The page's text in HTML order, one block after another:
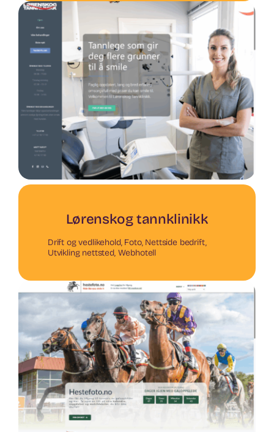
Lørenskog tannklinikk
Drift og vedlikehold, Foto, Nettside bedrift,
Utvikling nettsted, Webhotell